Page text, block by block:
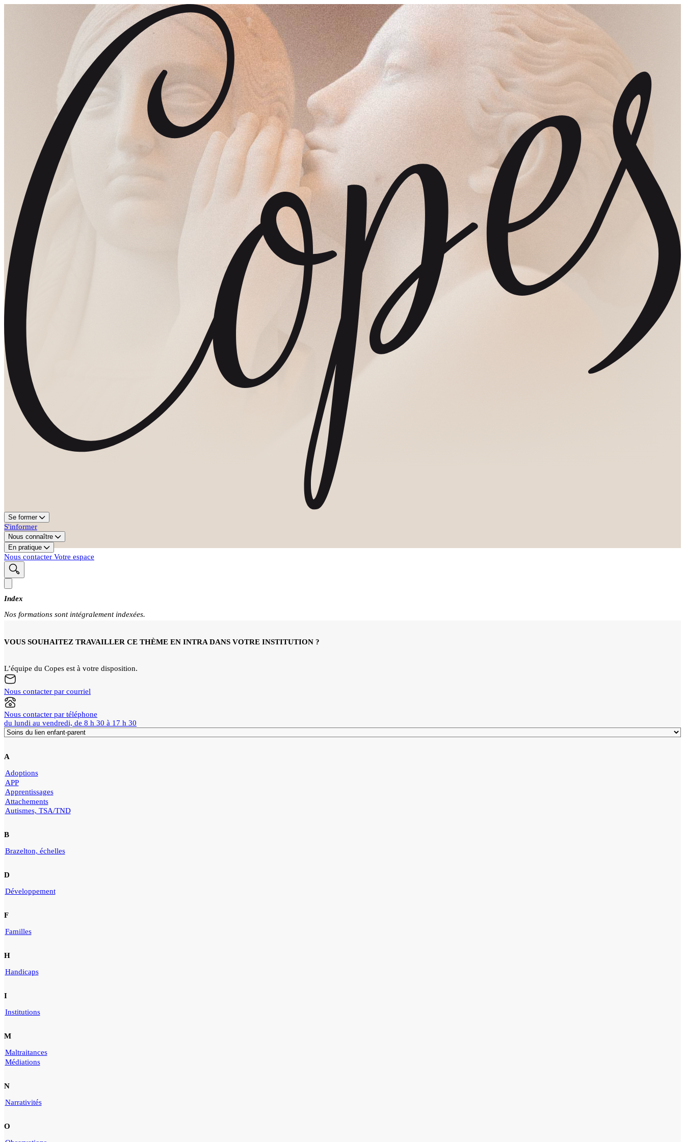
Se former
S'informer
Nous connaître
En pratique
Nous contacter Votre espace
Index
Nos formations sont intégralement indexées.
VOUS SOUHAITEZ TRAVAILLER CE THÈME EN INTRA DANS VOTRE INSTITUTION ?
L’équipe du Copes est à votre disposition.
Nous contacter par courriel
Nous contacter par téléphone
du lundi au vendredi, de 8 h 30 à 17 h 30
A
Adoptions
APP
Apprentissages
Attachements
Autismes, TSA/TND
B
Brazelton, échelles
D
Développement
F
Familles
H
Handicaps
I
Institutions
M
Maltraitances
Médiations
N
Narrativités
O